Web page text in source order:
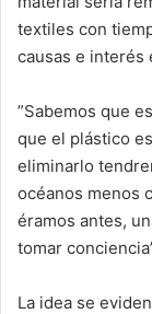
textiles con
causas e interés
”Sabemos que
que el plástico
eliminarlo
océanos menos
éramos antes,
tomar
La idea se